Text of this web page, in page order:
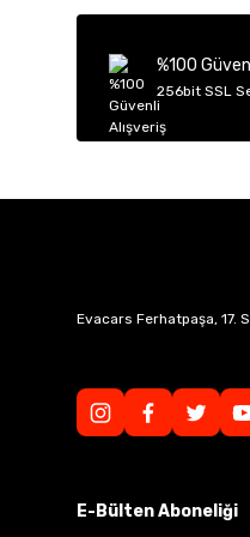
Ürün fiyatı diğer
Bu ürüne benzer
%100
256bit SSL
Evacars Ferhatpaşa, 17.
E-Bülten Aboneliği